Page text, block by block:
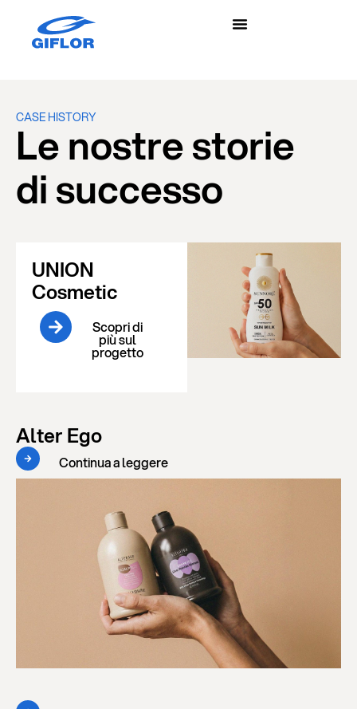
CASE HISTORY
Le nostre storie
di successo
UNION
Cosmetic
Scopri di
più sul
progetto
Alter Ego
Continua a leggere